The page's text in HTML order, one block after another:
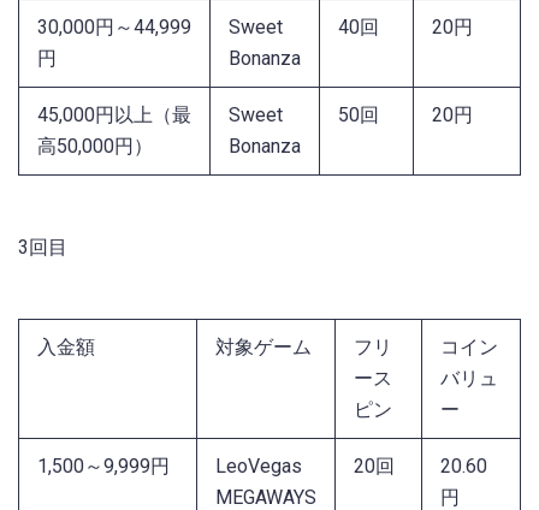
30,000円～44,999
円
Sweet
Bonanza
40回 20円
45,000円以上（最
高50,000円）
Sweet
Bonanza
50回 20円
3回目
入金額 対象ゲーム
フリ
ース
ピン
コイン
バリュ
ー
1,500～9,999円
LeoVegas
MEGAWAYS
20回
20.60
円